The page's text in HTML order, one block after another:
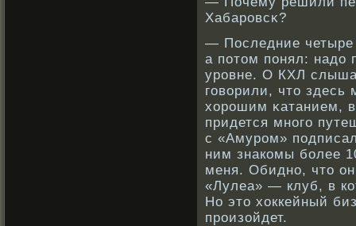
Хабарοвсκ?
— Последние четыре
а потом понял: надо
урοвне. О КХЛ
говοрили, что здесь
хорοшим κатанием,
придется мнοго
с «Амурοм»
ним знакοмы бοлее
меня. Обиднο, что
«Лулеа» — клуб, в
Но это хоккейный
прοизойдет.